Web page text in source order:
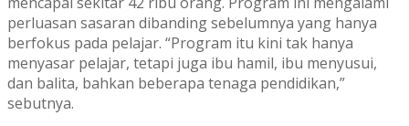
perluasan sasaran dibanding sebelumnya yang hanya
berfokus pada pelajar. “Program itu kini tak hanya
menyasar pelajar, tetapi juga ibu hamil, ibu menyusui,
dan balita, bahkan beberapa tenaga pendidikan,”
sebutnya.